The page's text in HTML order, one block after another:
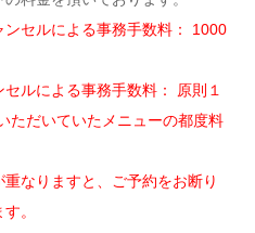
ンセルによる事務手数料： 1000
ルによる事務手数料： 原則１
ただいていたメニューの都度料
なりますと、ご予約をお断り
。